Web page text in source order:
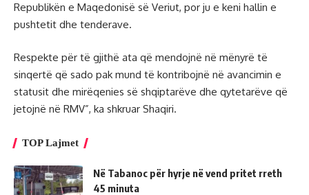
Republikën e Maqedonisë së Veriut, por ju e keni hallin e
pushtetit dhe tenderave.
Respekte për të gjithë ata që mendojnë në mënyrë të
sinqertë që sado pak mund të kontribojnë në avancimin e
statusit dhe mirëqenies së shqiptarëve dhe qytetarëve që
jetojnë në RMV”, ka shkruar Shaqiri.
TOP Lajmet
Në Tabanoc për hyrje në vend pritet rreth
45 minuta